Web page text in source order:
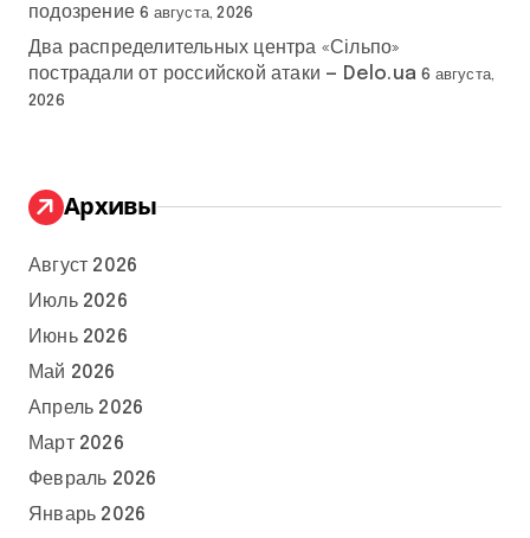
подозрение 6 августа, 2026
Два распределительных центра «Сільпо»
пострадали от российской атаки — Delo.ua 6 августа,
2026
Архивы
Август 2026
Июль 2026
Июнь 2026
Май 2026
Апрель 2026
Март 2026
Февраль 2026
Январь 2026